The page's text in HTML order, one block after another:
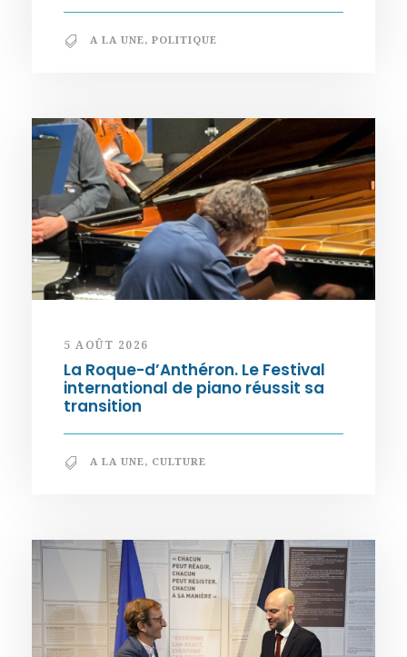
A LA UNE, POLITIQUE
5 AOÛT 2026
La Roque-d’Anthéron. Le Festival
international de piano réussit sa
transition
A LA UNE, CULTURE